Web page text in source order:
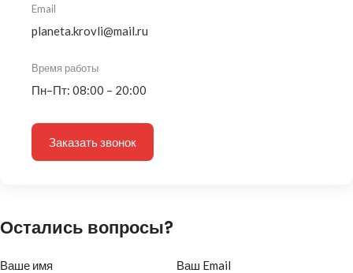
Email
planeta.krovli@mail.ru
Время работы
Пн–Пт: 08:00 – 20:00
Заказать звонок
Остались вопросы?
Ваше имя Ваш Email